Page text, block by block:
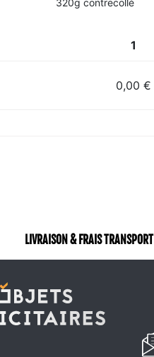
1
0,00 €
LIVRAISON & FRAIS TRANSPORT